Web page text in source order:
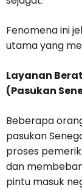
Fenomena ini
utama yang
Layanan
(Pasukan
Beberapa
pasukan
proses
dan
pintu masuk